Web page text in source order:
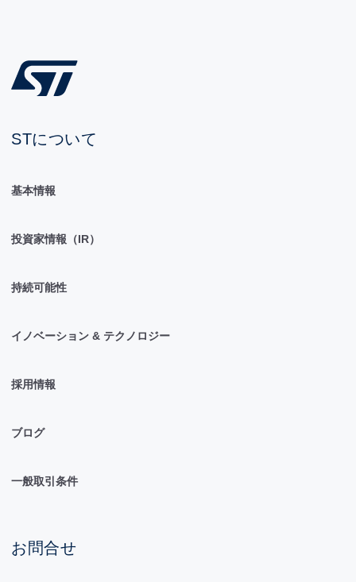
STについて
基本情報
投資家情報（IR）
持続可能性
イノベーション & テクノロジー
採用情報
ブログ
一般取引条件
お問合せ